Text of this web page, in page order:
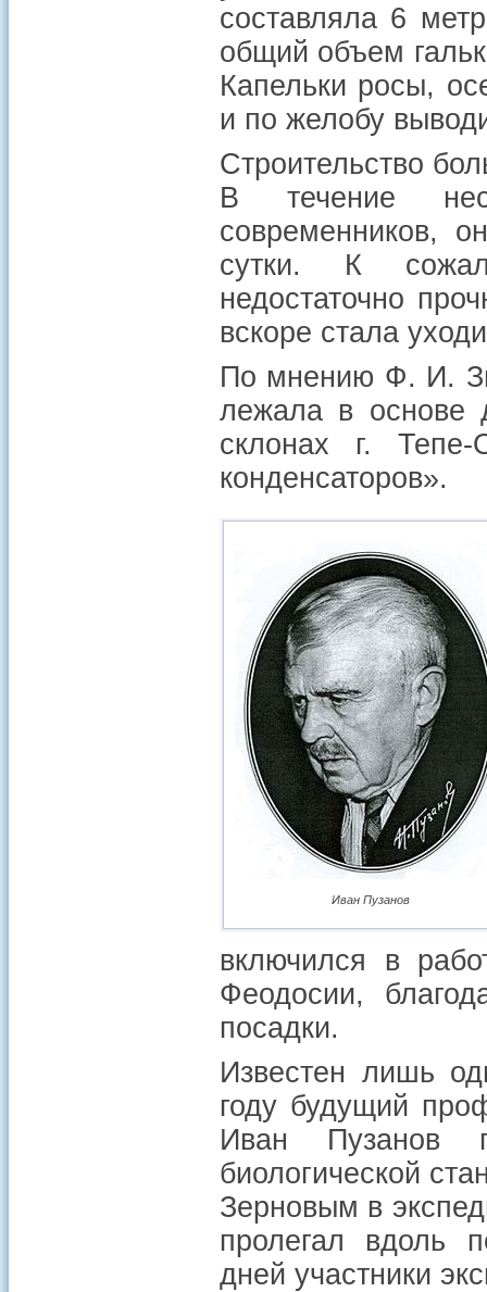
составляла 6
общий объем
Капельки росы,
и по желобу
Строительство
В течение
современников,
сутки. К
недостаточно
вскоре стала
По мнению Ф. И.
лежала в основе
склонах г.
конденсаторов».
Иван Пузанов
включился в
Феодосии,
посадки.
Известен лишь
году будущий
Иван Пузанов
биологической
Зерновым в
пролегал вдоль
дней участники